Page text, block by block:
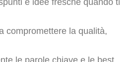
compromettere la qualità,
le parole chiave e le best